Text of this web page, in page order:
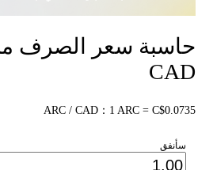
CAD
ARC / CAD：1 ARC = C$0.0735
سأنفق